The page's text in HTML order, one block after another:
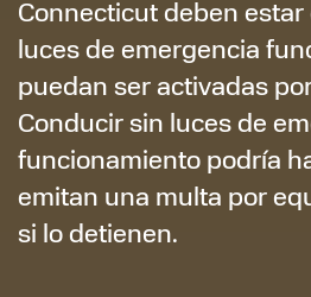
Connecticut deben
luces de emergencia
puedan ser activadas
Conducir sin luces de
funcionamiento podría
emitan una multa por
si lo detienen.